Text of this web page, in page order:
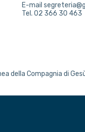
E-mail
Tel. 02 366 30 463
della Compagnia di